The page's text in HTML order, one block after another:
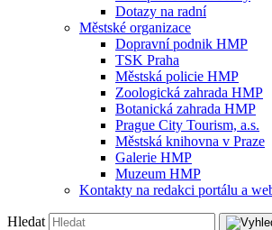
Dotazy na radní
Městské organizace
Dopravní podnik HMP
TSK Praha
Městská policie HMP
Zoologická zahrada HMP
Botanická zahrada HMP
Prague City Tourism, a.s.
Městská knihovna v Praze
Galerie HMP
Muzeum HMP
Kontakty na redakci portálu a
Hledat